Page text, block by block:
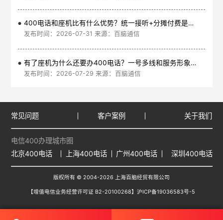
400电话和座机比有什么优势？统一接听+分摊付费是核心
发布时间：2026-07-31 来源：百脑通信
有了座机为什么还要办400电话？一号多线和服务形象是核心
发布时间：2026-07-29 来源：百脑通信
常见问题 客户案例 关于我们
电信400办理城市圈
北京400电话
上海400电话 广州400电话 深圳400电话
版权所有 © 2004-2026 上海百脑经贸有限公司
【增值电信业务经营许可证 B2-20100268】 沪ICP备19036583号-5